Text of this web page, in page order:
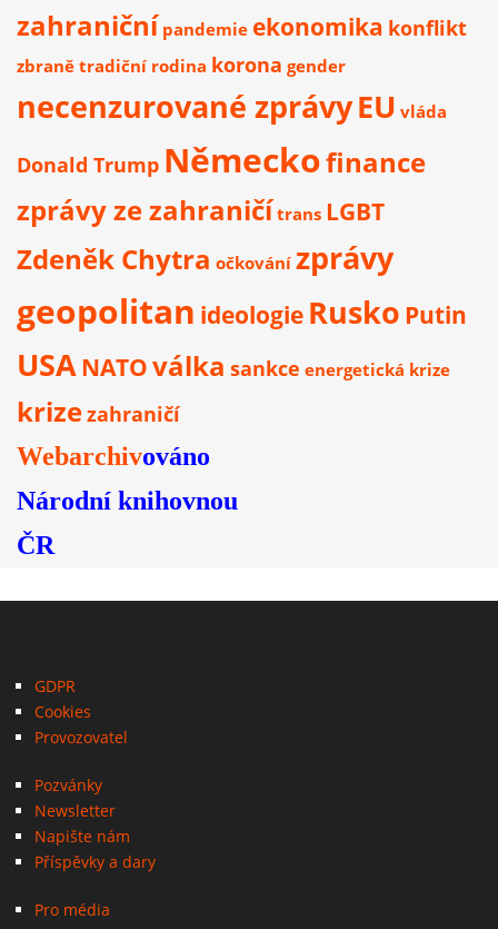
zahraniční pandemie ekonomika konflikt
zbraně tradiční rodina korona gender
necenzurované zprávyEU vláda
Donald Trump Německofinance
zprávy ze zahraničí trans LGBT
Zdeněk Chytra očkování zprávy
geopolitan ideologie Rusko Putin
USANATOválka sankce energetická krize
krizezahraničí
Webarchivováno
Národní knihovnou
ČR
GDPR
Cookies
Provozovatel
Pozvánky
Newsletter
Napište nám
Příspěvky a dary
Pro média